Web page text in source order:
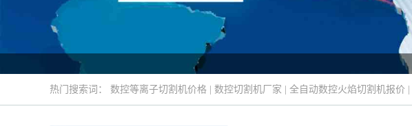
热门搜索词： 数控等离子切割机价格 数控切割机厂家 全自动数控火焰切割机报价